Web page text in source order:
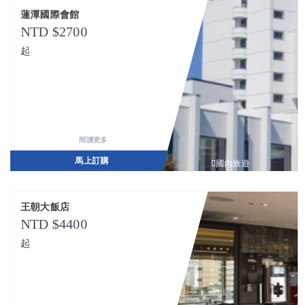
國內旅遊
蓮潭國際會館
2700
起
閱讀更多
馬上訂購
王朝大飯店
4400
起